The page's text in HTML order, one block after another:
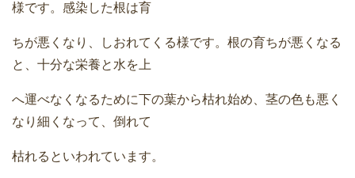
様です。感染した根は育
ちが悪くなり、しおれてくる様です。根の育ちが悪くなる
と、十分な栄養と水を上
へ運べなくなるために下の葉から枯れ始め、茎の色も悪く
なり細くなって、倒れて
枯れるといわれています。